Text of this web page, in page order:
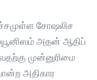
சோஷலிச
அதன் ஆதிப்
முன்னுரிமை
அதிகார